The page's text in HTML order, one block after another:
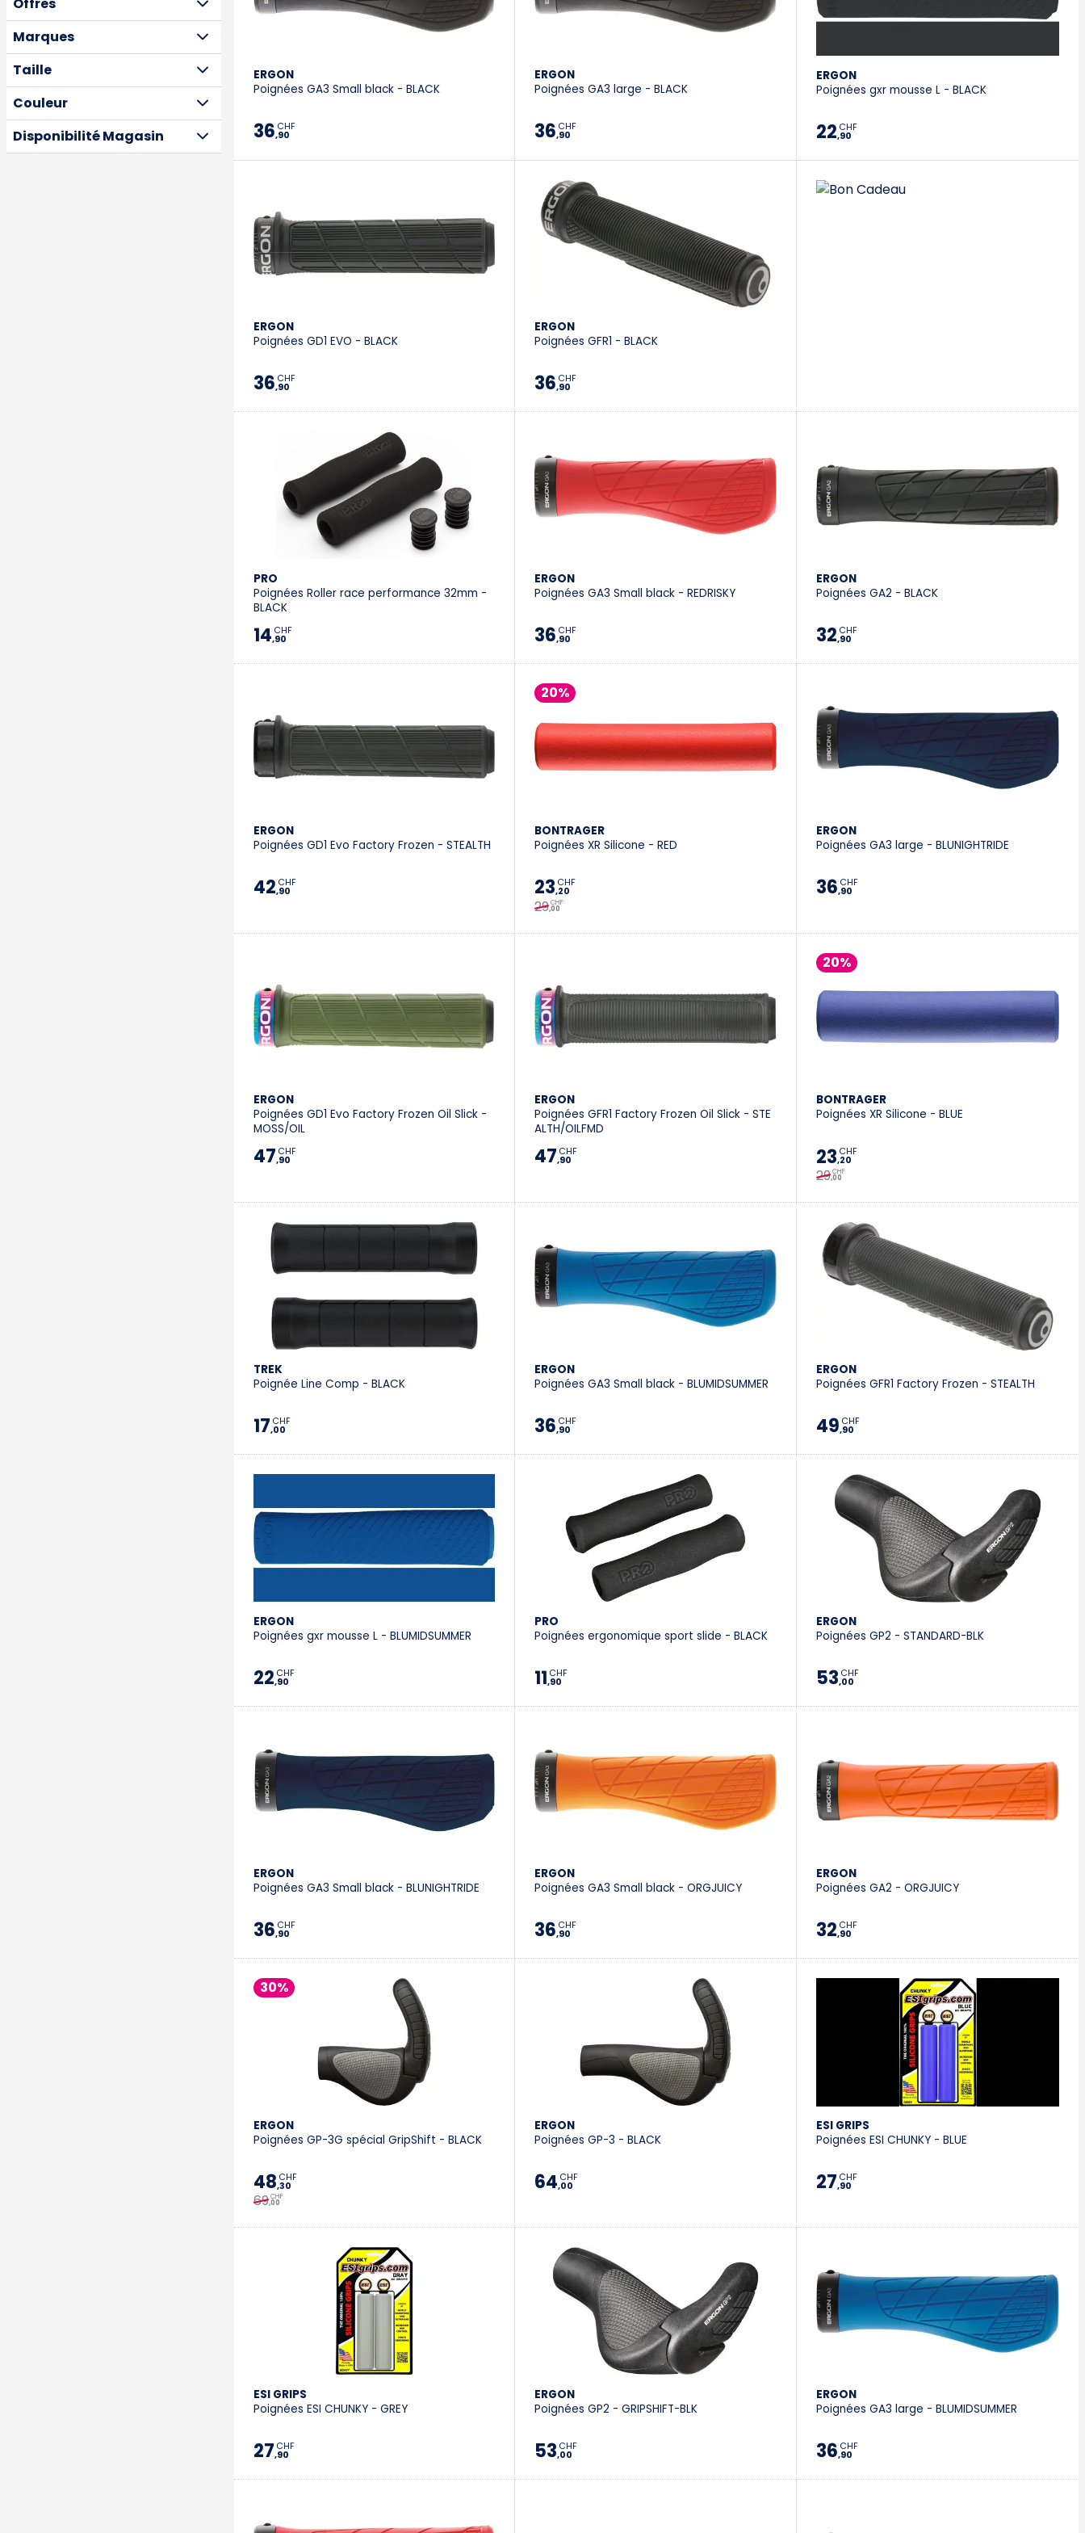
Villeneuve
Marques
Taille
Couleur
Disponibilité Magasin
ERGON
Poignées GA3 Small black - BLACK
36,90
CHF
ERGON
Poignées GA3 large - BLACK
36,90
CHF
ERGON
Poignées gxr mousse L - BLACK
22,90
CHF
ERGON
Poignées GD1 EVO - BLACK
36,90
CHF
ERGON
Poignées GFR1 - BLACK
36,90
CHF
PRO
Poignées Roller race performance 32mm -
BLACK
14,90
CHF
ERGON
Poignées GA3 Small black - REDRISKY
36,90
CHF
ERGON
Poignées GA2 - BLACK
32,90
CHF
ERGON
Poignées GD1 Evo Factory Frozen - STEALTH
42,90
CHF
20%
BONTRAGER
Poignées XR Silicone - RED
23,20
CHF
29,00
CHF
ERGON
Poignées GA3 large - BLUNIGHTRIDE
36,90
CHF
ERGON
Poignées GD1 Evo Factory Frozen Oil Slick -
MOSS/OIL
47,90
CHF
ERGON
Poignées GFR1 Factory Frozen Oil Slick - STE
ALTH/OILFMD
47,90
CHF
20%
BONTRAGER
Poignées XR Silicone - BLUE
23,20
CHF
29,00
CHF
TREK
Poignée Line Comp - BLACK
17,00
CHF
ERGON
Poignées GA3 Small black - BLUMIDSUMMER
36,90
CHF
ERGON
Poignées GFR1 Factory Frozen - STEALTH
49,90
CHF
ERGON
Poignées gxr mousse L - BLUMIDSUMMER
22,90
CHF
PRO
Poignées ergonomique sport slide - BLACK
11,90
CHF
ERGON
Poignées GP2 - STANDARD-BLK
53,00
CHF
ERGON
Poignées GA3 Small black - BLUNIGHTRIDE
36,90
CHF
ERGON
Poignées GA3 Small black - ORGJUICY
36,90
CHF
ERGON
Poignées GA2 - ORGJUICY
32,90
CHF
30%
ERGON
Poignées GP-3G spécial GripShift - BLACK
48,30
CHF
69,00
CHF
ERGON
Poignées GP-3 - BLACK
64,00
CHF
ESI GRIPS
Poignées ESI CHUNKY - BLUE
27,90
CHF
ESI GRIPS
Poignées ESI CHUNKY - GREY
27,90
CHF
ERGON
Poignées GP2 - GRIPSHIFT-BLK
53,00
CHF
ERGON
Poignées GA3 large - BLUMIDSUMMER
36,90
CHF